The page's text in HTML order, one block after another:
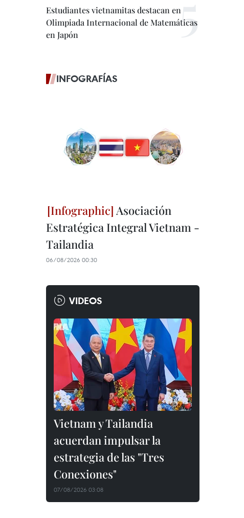
Estudiantes vietnamitas destacan en
Olimpiada Internacional de Matemáticas
en Japón
INFOGRAFÍAS
Asociación
Estratégica Integral Vietnam -
Tailandia
06/08/2026 00:30
VIDEOS
Vietnam y Tailandia
acuerdan impulsar la
estrategia de las "Tres
Conexiones"
07/08/2026 03:08